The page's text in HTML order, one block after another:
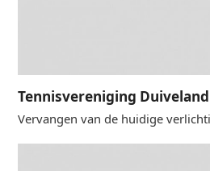
Tennisvereniging Duiveland
Vervangen van de huidige